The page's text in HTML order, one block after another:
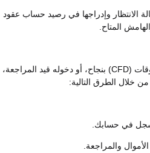
الانتظار وإدراجها في رصيد حساب عقود
عند تقديم طلب تحويل أموال من حساب عقود الفروقات (CFD) بنجاح، أو دخوله قيد المراجعة،
خلال الطرق التالية:
في حسابك.
والمراجعة.